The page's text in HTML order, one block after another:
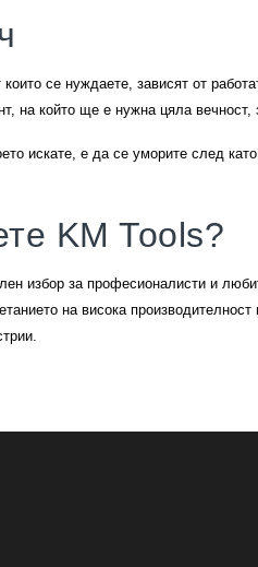
се нуждаете, зависят от
на който ще е нужна цяла вечност,
искате, е да се уморите след
KM Tools?
избор за професионалисти и
на висока